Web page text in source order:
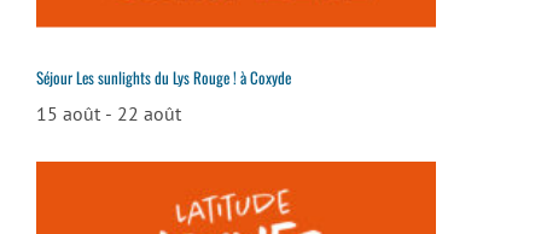
Séjour Les sunlights du Lys Rouge ! à Coxyde
15 août - 22 août